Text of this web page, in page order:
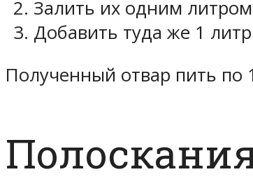
Залить их одним литром
Добавить туда же 1
Полученный отвар пить по